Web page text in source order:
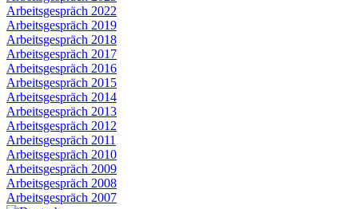
Arbeitsgespräch 2022
Arbeitsgespräch 2019
Arbeitsgespräch 2018
Arbeitsgespräch 2017
Arbeitsgespräch 2016
Arbeitsgespräch 2015
Arbeitsgespräch 2014
Arbeitsgespräch 2013
Arbeitsgespräch 2012
Arbeitsgespräch 2011
Arbeitsgespräch 2010
Arbeitsgespräch 2009
Arbeitsgespräch 2008
Arbeitsgespräch 2007